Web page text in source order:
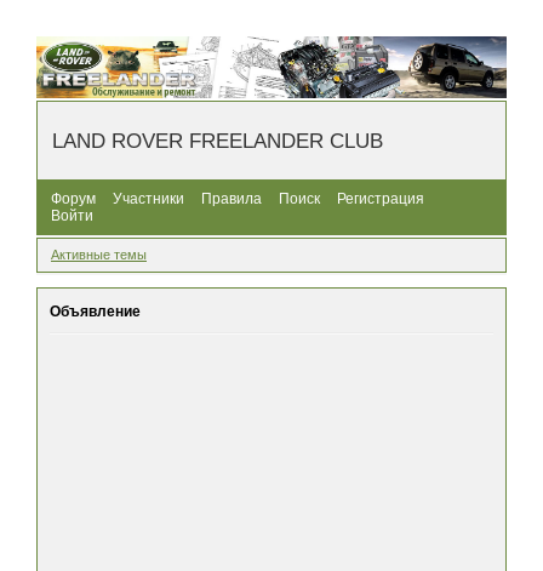
LAND ROVER FREELANDER CLUB
Форум Участники Правила Поиск
Регистрация
Войти
Активные темы
Объявление